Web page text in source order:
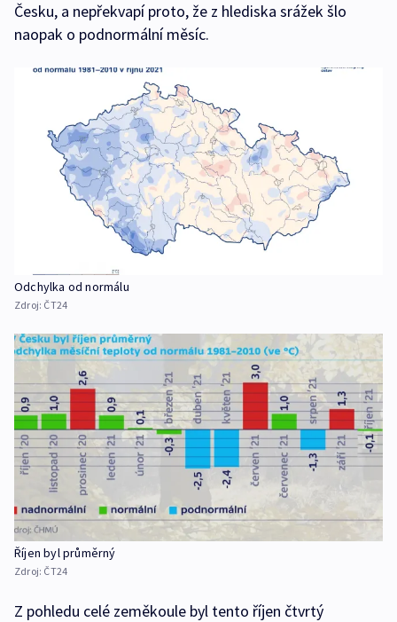
Česku, a nepřekvapí proto, že z hlediska srážek šlo
naopak o podnormální měsíc.
Odchylka od normálu
Zdroj: ČT24
Říjen byl průměrný
Zdroj: ČT24
Z pohledu celé zeměkoule byl tento říjen čtvrtý